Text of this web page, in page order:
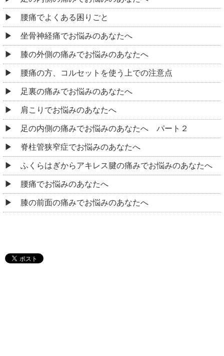
腰痛でよくある困りごと
坐骨神経痛でお悩みのあなたへ
膝の外側の痛みでお悩みのあなたへ
腰痛の方、コルセットを使う上での注意点
足裏の痛みでお悩みのあなたへ
肩こりでお悩みのあなたへ
足の内側の痛みでお悩みのあなたへ パート２
脊柱管狭窄症でお悩みのあなたへ
ふくらはぎからアキレス腱の痛みでお悩みのあなたへ
腰痛でお悩みのあなたへ
膝の前面の痛みでお悩みのあなたへ